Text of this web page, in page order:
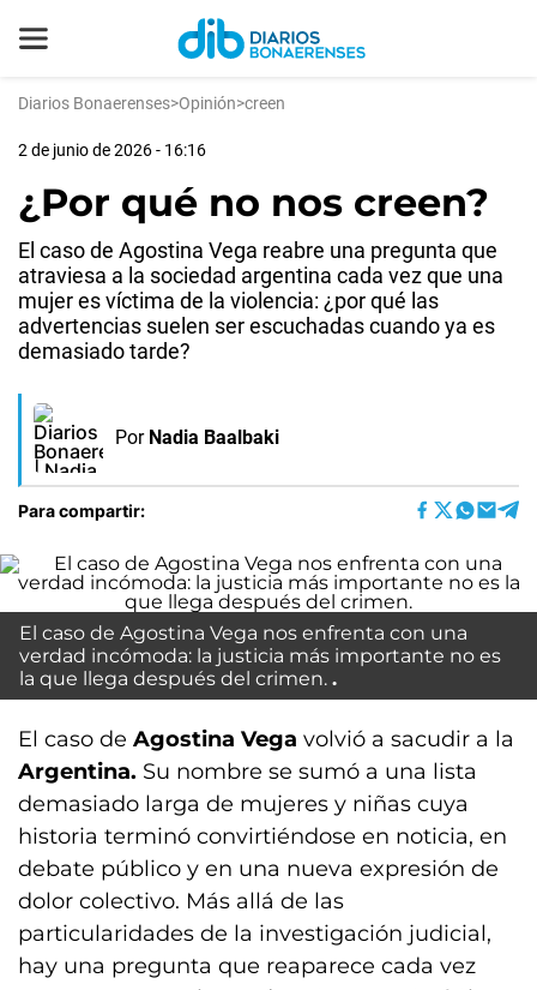
Diarios Bonaerenses>Opinión>creen
2 de junio de 2026 - 16:16
¿Por qué no nos creen?
El caso de Agostina Vega reabre una pregunta que
atraviesa a la sociedad argentina cada vez que una
mujer es víctima de la violencia: ¿por qué las
advertencias suelen ser escuchadas cuando ya es
demasiado tarde?
Por Nadia Baalbaki
Para compartir:
El caso de Agostina Vega nos enfrenta con una
verdad incómoda: la justicia más importante no es
la que llega después del crimen.
El caso de Agostina Vega volvió a sacudir a la
Argentina. Su nombre se sumó a una lista
demasiado larga de mujeres y niñas cuya
historia terminó convirtiéndose en noticia, en
debate público y en una nueva expresión de
dolor colectivo. Más allá de las
particularidades de la investigación judicial,
hay una pregunta que reaparece cada vez